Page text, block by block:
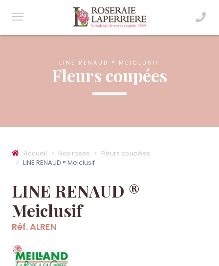
LINE RENAUD ® MEICLUSIF
Fleurs coupées
Accueil Nos roses
Fleurs coupées
LINE RENAUD ® Meiclusif
LINE RENAUD ®
Meiclusif
Réf. ALREN